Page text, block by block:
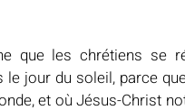
que les chrétiens se
jour du soleil, parce
et où Jésus-Christ